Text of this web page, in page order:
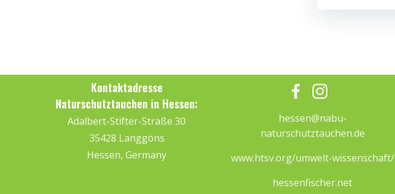
Kontaktadresse
Naturschutztauchen in Hessen:
Adalbert-Stifter-Straße 30
35428 Langgöns
Hessen, Germany
hessen@nabu-
naturschutztauchen.de
www.htsv.org/umwelt-wissenschaft/
hessenfischer.net